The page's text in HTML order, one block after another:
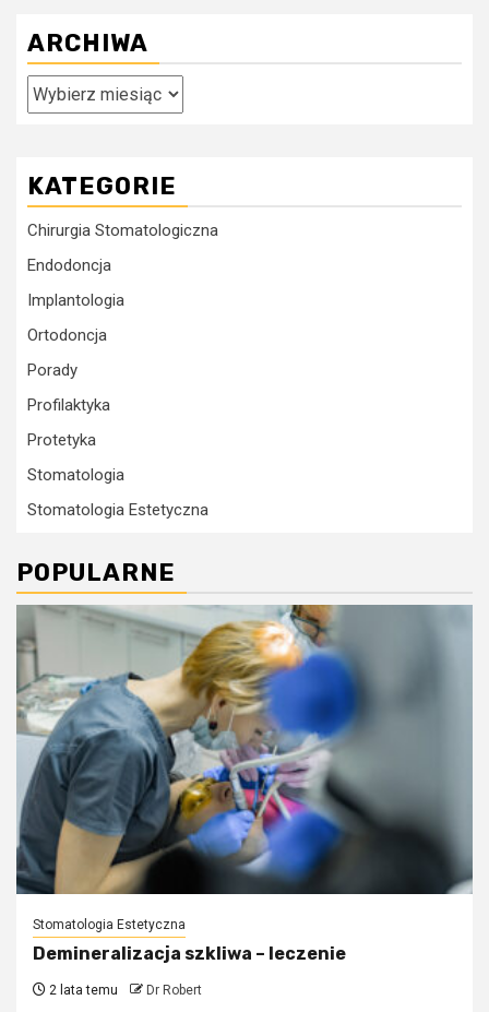
ARCHIWA
Archiwa
KATEGORIE
Chirurgia Stomatologiczna
Endodoncja
Implantologia
Ortodoncja
Porady
Profilaktyka
Protetyka
Stomatologia
Stomatologia Estetyczna
POPULARNE
Stomatologia Estetyczna
Demineralizacja szkliwa – leczenie
2 lata temu Dr Robert